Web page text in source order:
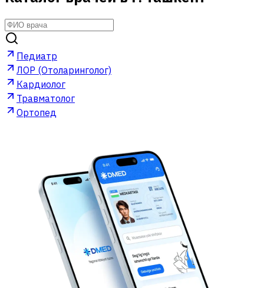
Педиатр
ЛОР (Отоларинголог)
Кардиолог
Травматолог
Ортопед